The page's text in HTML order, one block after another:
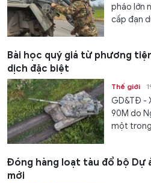
pháo lớn
cấp đạn
Bài học quý giá từ phương
dịch đặc biệt
Thế giới
GD&TĐ -
90M do
một
Đóng hàng loạt tàu đổ bộ Dự
mới